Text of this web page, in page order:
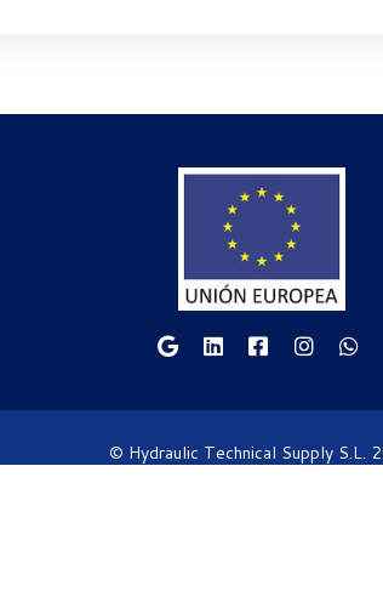
© Hydraulic Technical Supply S.L.